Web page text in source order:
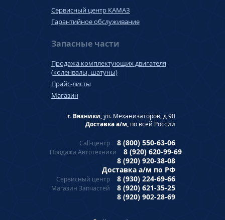
Сервисный центр КАМАЗ
Гарантийное обслуживание
Запасные части
Продажа комплектующих двигателя
(коленвалы, шатуны)
Прайс-листы
Магазин
г. Вязники,ул. Механизаторов, д 90
Доставка а/м, по всей России
Call-центр 8 (800) 550-63-06
Продажа Автотехники
8 (920) 620-99-69
8 (920) 920-38-08
Доставка а/м по РФ
Сервисный центр 8 (930) 224-69-66
Магазин Запчастей
8 (920) 621-35-25
8 (920) 902-28-69